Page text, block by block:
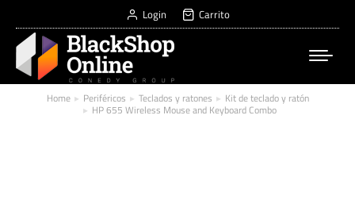
Login Carrito
You are here:
Home Periféricos Teclados y ratones Kit de teclado y ratón
HP 655 Wireless Mouse and Keyboard Combo